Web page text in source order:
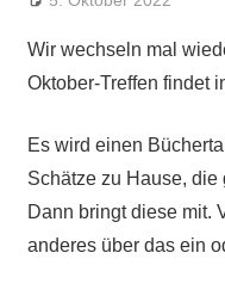
Wir wechseln mal
Oktober-Treffen findet
Es wird einen
Schätze zu Hause,
Dann bringt diese mit.
anderes über das ein